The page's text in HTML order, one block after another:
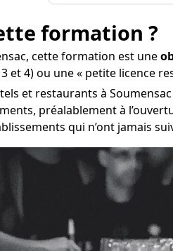
formation ?
cette formation est une
et 4) ou une « petite licence
et restaurants à Soumensac
préalablement à
qui n’ont jamais